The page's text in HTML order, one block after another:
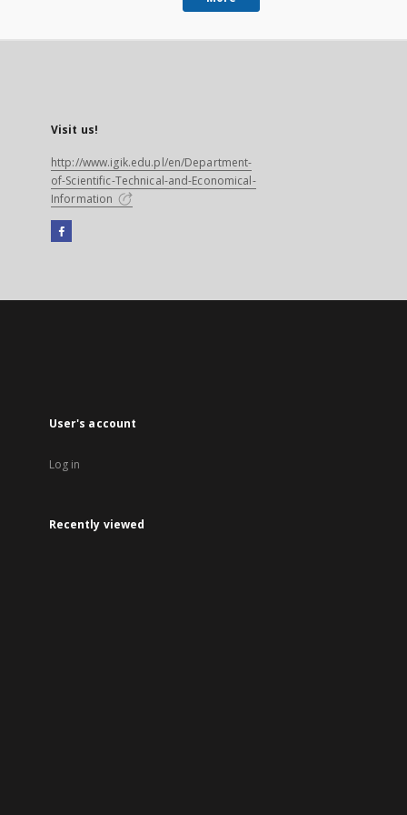
Visit us!
http://www.igik.edu.pl/en/Department-
of-Scientific-Technical-and-Economical-
Information
Facebook
open
User's account
Log in
Recently viewed